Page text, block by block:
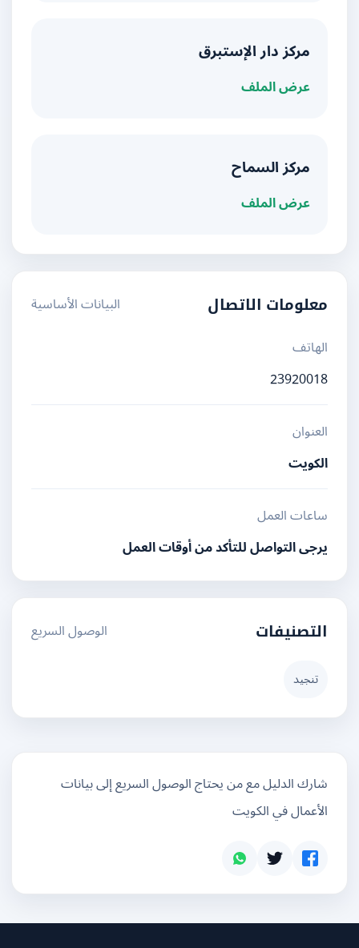
مركز دار الإستبرق
عرض الملف
مركز السماح
عرض الملف
معلومات الاتصال
البيانات الأساسية
الهاتف
23920018
العنوان
الكويت
ساعات العمل
يرجى التواصل للتأكد من أوقات العمل
التصنيفات الوصول السريع
شارك الدليل مع من يحتاج الوصول السريع إلى بيانات
الأعمال في الكويت